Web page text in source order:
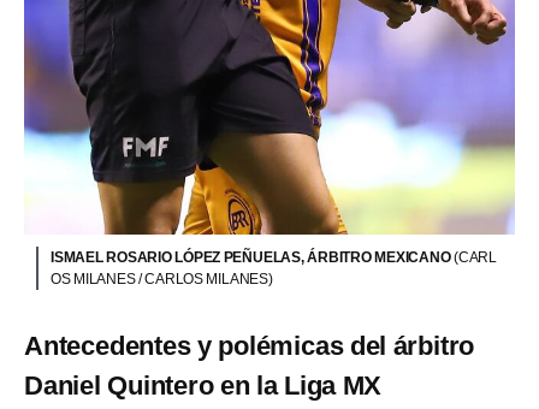
ISMAEL ROSARIO LÓPEZ PEÑUELAS, ÁRBITRO MEXICANO(CARL
OS MILANES / CARLOS MILANES)
Antecedentes y polémicas del árbitro
Daniel Quintero en la Liga MX